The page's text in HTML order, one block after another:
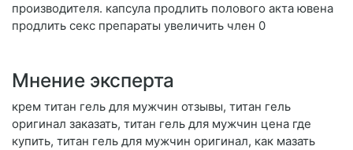
производителя. капсула продлить полового акта ювена
продлить секс препараты увеличить член 0
Мнение эксперта
крем титан гель для мужчин отзывы, титан гель
оригинал заказать, титан гель для мужчин цена где
купить, титан гель для мужчин оригинал, как мазать